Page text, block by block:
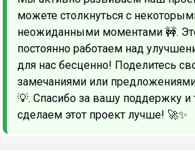
можете столкнуться с
неожиданными моментами 🚧.
постоянно работаем над
для нас бесценно! Поделитесь
замечаниями или
💡. Спасибо за вашу поддержку и
сделаем этот проект лучше! 🚀✨